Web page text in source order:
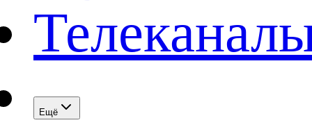
Eщё